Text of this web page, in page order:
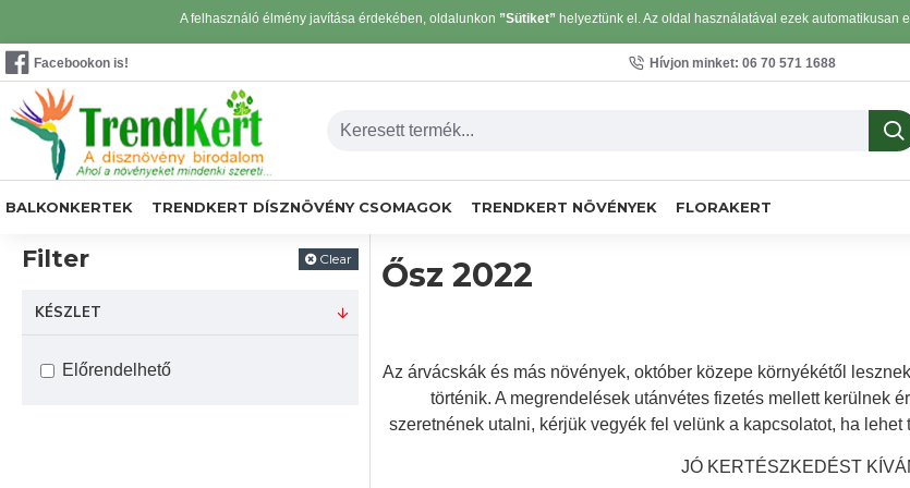
A felhasználó élmény javítása érdekében, oldalunkon ”Sütiket” helyeztünk el. Az oldal használatával ezek automatikusan
Facebookon is! Hívjon minket: 06 70 571 1688
BALKONKERTEK TRENDKERT DÍSZNÖVÉNY CSOMAGOK TRENDKERT NÖVÉNYEK FLORAKERT
Filter Clear
KÉSZLET
Előrendelhető
Ősz 2022
Az árvácskák és más növények, október közepe környékétől
történik. A megrendelések utánvétes fizetés mellett kerülnek
szeretnének utalni, kérjük vegyék fel velünk a kapcsolatot, ha
JÓ KERTÉSZKEDÉST